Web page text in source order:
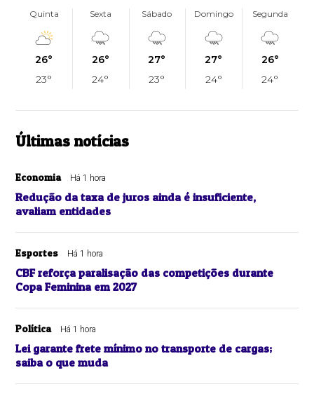
Quinta
26°
23°
Sexta
26°
24°
Sábado
27°
23°
Domingo
27°
24°
Segunda
26°
24°
Últimas notícias
Economia Há 1 hora
Redução da taxa de juros ainda é insuficiente,
avaliam entidades
Esportes Há 1 hora
CBF reforça paralisação das competições durante
Copa Feminina em 2027
Política Há 1 hora
Lei garante frete mínimo no transporte de cargas;
saiba o que muda